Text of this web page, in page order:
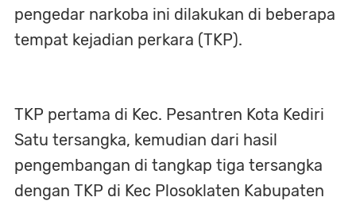
pengedar narkoba ini dilakukan di beberapa
tempat kejadian perkara (TKP).
TKP pertama di Kec. Pesantren Kota Kediri
Satu tersangka, kemudian dari hasil
pengembangan di tangkap tiga tersangka
dengan TKP di Kec Plosoklaten Kabupaten